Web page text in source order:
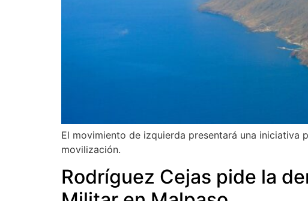
El movimiento de izquierda presentará una iniciativa
movilización.
Rodríguez Cejas pide la